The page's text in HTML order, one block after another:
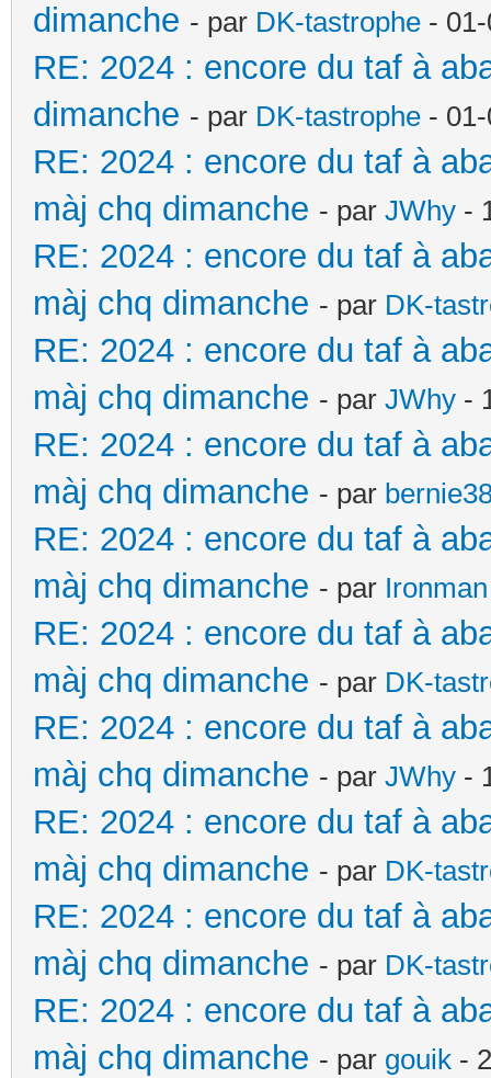
dimanche - par DK-tastrophe -
RE: 2024 : encore du taf à
dimanche - par DK-tastrophe -
RE: 2024 : encore du taf à
màj chq dimanche - par JWhy -
RE: 2024 : encore du taf à
màj chq dimanche - par DK-
RE: 2024 : encore du taf à
màj chq dimanche - par JWhy -
RE: 2024 : encore du taf à
màj chq dimanche - par
RE: 2024 : encore du taf à
màj chq dimanche - par Ironman
RE: 2024 : encore du taf à
màj chq dimanche - par DK-
RE: 2024 : encore du taf à
màj chq dimanche - par JWhy -
RE: 2024 : encore du taf à
màj chq dimanche - par DK-
RE: 2024 : encore du taf à
màj chq dimanche - par DK-
RE: 2024 : encore du taf à
màj chq dimanche - par gouik -